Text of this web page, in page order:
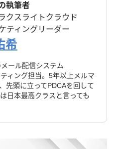
執筆者
クスライトクラウド
ティングリーダー
希
ール配信システム
ィング担当。5年以上メルマ
先頭に立ってPDCAを回して
日本最高クラスと言っても